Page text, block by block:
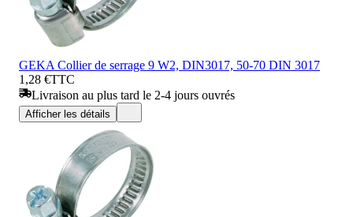
GEKA Collier de serrage 9 W2, DIN3017, 50-70 DIN 3017
1,28 €TTC
Livraison au plus tard le 2-4 jours ouvrés
Afficher les détails